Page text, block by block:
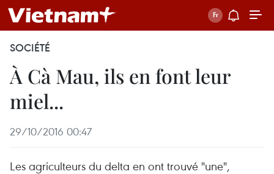
SOCIÉTÉ
À Cà Mau, ils en font leur
miel...
29/10/2016 00:47
Les agriculteurs du delta en ont trouvé "une",